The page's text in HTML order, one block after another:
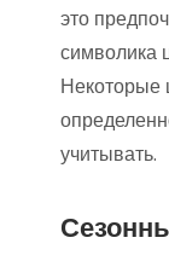
это
символика
Некоторые
учитывать.